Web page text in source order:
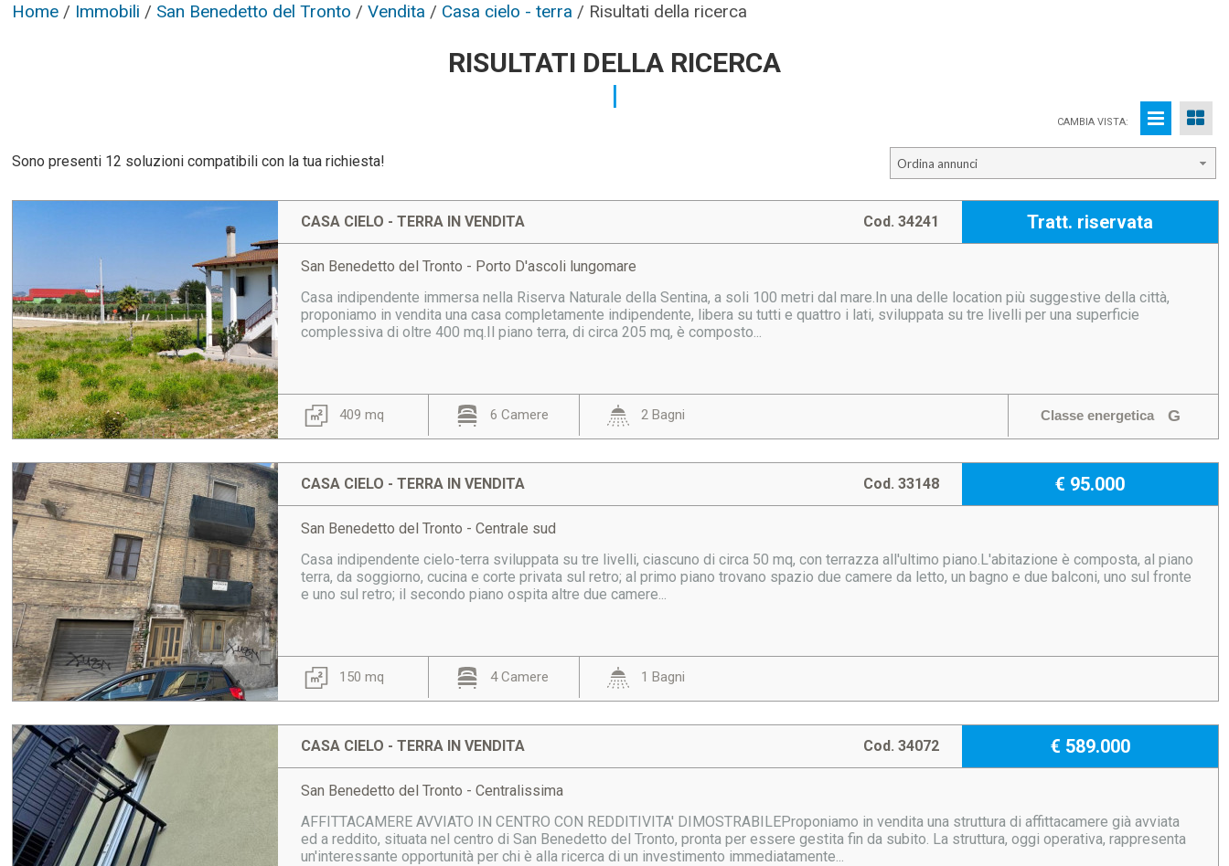
Home / Immobili / San Benedetto del Tronto /Vendita / Casa cielo - terra / Risultati della ricerca
RISULTATI DELLA RICERCA
CAMBIA VISTA:
Sono presenti 12 soluzioni compatibili con la tua richiesta! Ordina annunci
CASA CIELO - TERRA IN VENDITA Tratt. riservata
Cod. 34241
San Benedetto del Tronto - Porto D'ascoli lungomare
Casa indipendente immersa nella Riserva Naturale della Sentina, a soli 100 metri dal mare.In una delle location più suggestive della città,
proponiamo in vendita una casa completamente indipendente, libera su tutti e quattro i lati, sviluppata su tre livelli per una superficie
complessiva di oltre 400 mq.Il piano terra, di circa 205 mq, è composto...
409 mq 6 Camere 2 Bagni Classe energetica G
CASA CIELO - TERRA IN VENDITA € 95.000
Cod. 33148
San Benedetto del Tronto - Centrale sud
Casa indipendente cielo-terra sviluppata su tre livelli, ciascuno di circa 50 mq, con terrazza all'ultimo piano.L'abitazione è composta, al piano
terra, da soggiorno, cucina e corte privata sul retro; al primo piano trovano spazio due camere da letto, un bagno e due balconi, uno sul fronte
e uno sul retro; il secondo piano ospita altre due camere...
150 mq 4 Camere 1 Bagni
CASA CIELO - TERRA IN VENDITA € 589.000
Cod. 34072
San Benedetto del Tronto - Centralissima
AFFITTACAMERE AVVIATO IN CENTRO CON REDDITIVITA' DIMOSTRABILEProponiamo in vendita una struttura di affittacamere già avviata
ed a reddito, situata nel centro di San Benedetto del Tronto, pronta per essere gestita fin da subito. La struttura, oggi operativa, rappresenta
un'interessante opportunità per chi è alla ricerca di un investimento immediatamente...